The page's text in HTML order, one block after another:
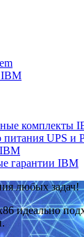
IBM
комплекты
питания UPS и
гарантии IBM
любых задач!
идеально